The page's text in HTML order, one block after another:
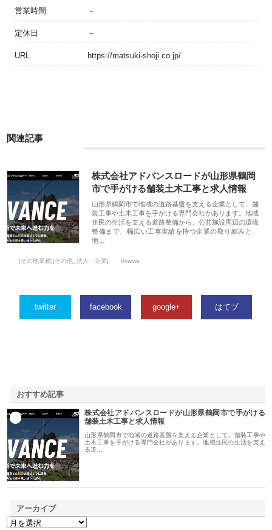
営業時間 －
定休日 －
URL https://matsuki-shoji.co.jp/
関連記事
株式会社アドバンスロードが山形県鶴岡
市で手がける舗装土木工事と求人情報
山形県鶴岡市で地域の道路基盤を支える企業として、舗
装工事や土木工事を手がける専門会社があります。地域
住民の生活を支える道路整備から、公共施設周辺の環境
整備まで、幅広い工事実績を持つ企業の取り組みと、
地…
[その他業種][その他_法人・企業] 0views
twitter facebook google+ はてブ
おすすめ記事
株式会社アドバンスロードが山形県鶴岡市で手がける
舗装土木工事と求人情報
山形県鶴岡市で地域の道路基盤を支える企業として、舗装工事や
土木工事を手がける専門会社があります。地域住民の生活を支え
る道…
アーカイブ